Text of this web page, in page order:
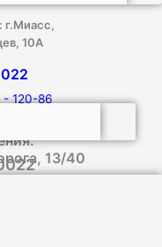
г.Миасс,
10А
13/40